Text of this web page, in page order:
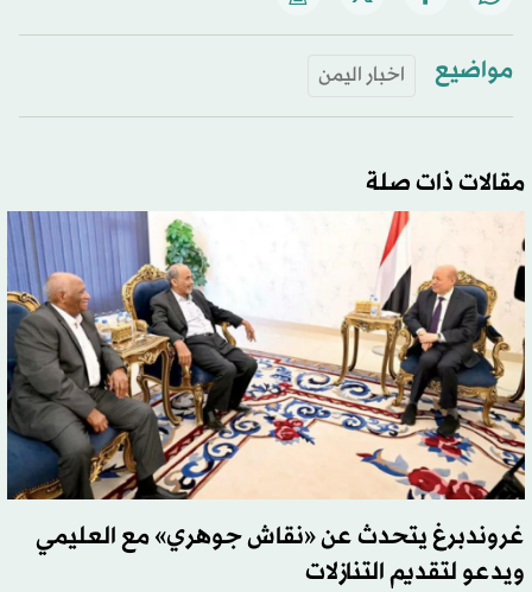
مواضيع اخبار اليمن
مقالات ذات صلة
غروندبرغ يتحدث عن «نقاش جوهري» مع العليمي
ويدعو لتقديم التنازلات